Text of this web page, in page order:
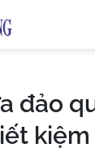
đảo
kiệm